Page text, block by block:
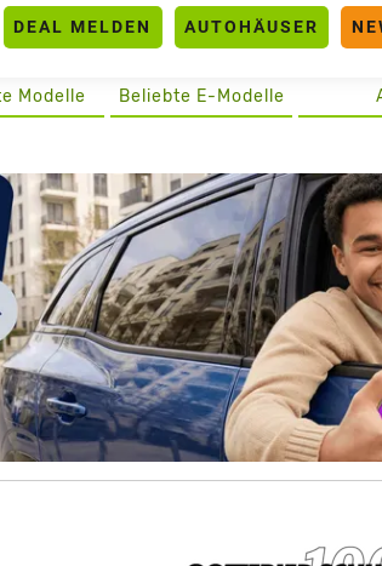
DEAL MELDEN AUTOHÄUSER
Beliebte E-Modelle
Modelle